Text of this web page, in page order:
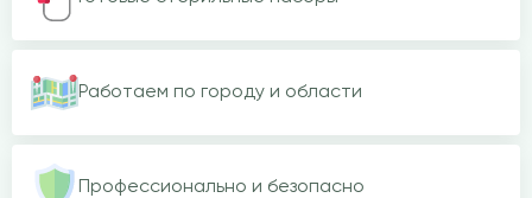
Работаем по городу и области
Профессионально и безопасно